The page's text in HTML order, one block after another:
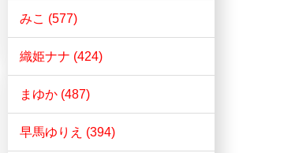
みこ (577)
織姫ナナ (424)
まゆか (487)
早馬ゆりえ (394)